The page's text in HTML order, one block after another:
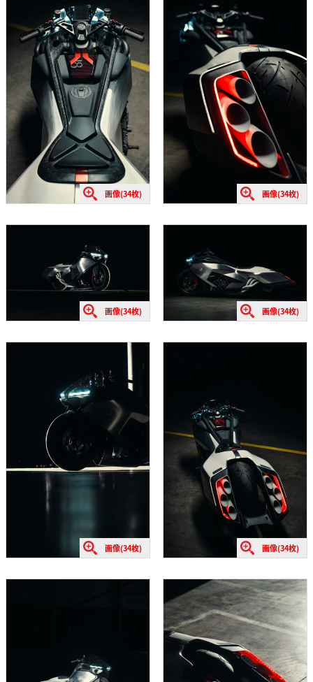
画像(34枚) 画像(34枚)
画像(34枚) 画像(34枚)
画像(34枚) 画像(34枚)